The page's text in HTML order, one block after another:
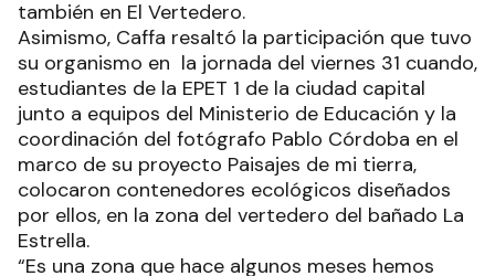
también en El Vertedero.
Asimismo, Caffa resaltó la participación que tuvo
su organismo en la jornada del viernes 31 cuando,
estudiantes de la EPET 1 de la ciudad capital
junto a equipos del Ministerio de Educación y la
coordinación del fotógrafo Pablo Córdoba en el
marco de su proyecto Paisajes de mi tierra,
colocaron contenedores ecológicos diseñados
por ellos, en la zona del vertedero del bañado La
Estrella.
“Es una zona que hace algunos meses hemos